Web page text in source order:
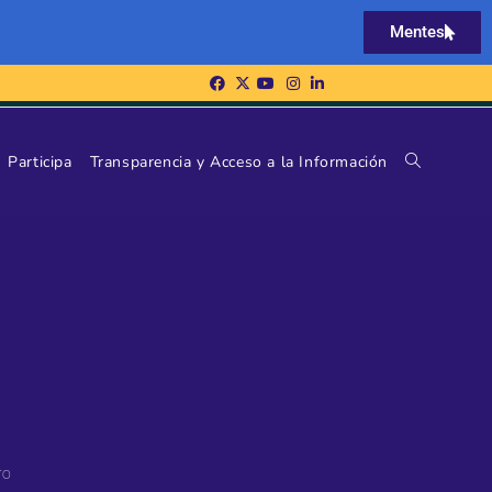
Mentes
Participa Transparencia y Acceso a la Información